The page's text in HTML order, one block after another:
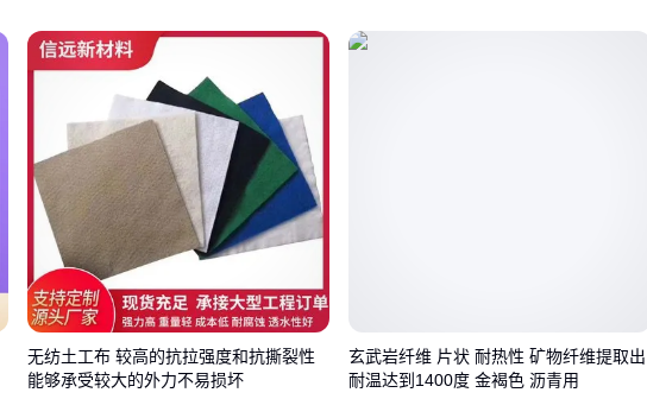
力表现远超刚性防水材料。
二、沥青胶泥涂层的核心优势与实际应用场景
这类材料真正的价值不在于参数，而在于解决实际问题的方
式。比如在管道防腐工程中，普通涂料可能因为温差变形开
裂，而优质的沥青胶泥涂层
典型应用包括：
伸缩缝处理：桥梁、建筑接缝处需要材料既有弹性又能长期
附着
异形部位密封
：管道接口、设备底座等不规则部位需要可塑
无纺土工布 较高的抗拉强度和抗撕裂性
能够承受较大的外力不易损坏
玄武岩纤维 片状 耐热性 矿物纤维提取出
耐温达到1400度 金褐色 沥青用